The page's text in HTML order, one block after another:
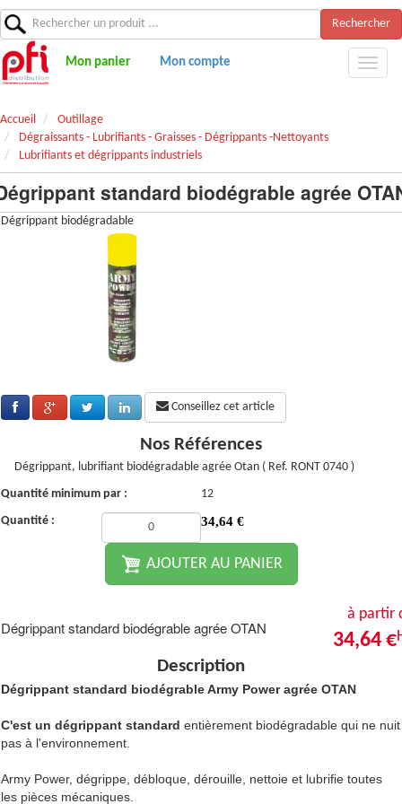
Rechercher
Mon panier Mon compte
Accueil
Outillage
Dégraissants - Lubrifiants - Graisses - Dégrippants -Nettoyants
Lubrifiants et dégrippants industriels
standard biodégrable agrée
Dégrippant biodégradable
Conseillez cet article
Nos Références
Dégrippant, lubrifiant biodégradable agrée Otan ( Ref. RONT 0740 )
Quantité minimum par :
12
Quantité :
34,64 €
AJOUTER AU PANIER
à partir
34,64 €
Dégrippant standard biodégrable agrée OTAN
Description
Dégrippant standard biodégrable Army Power agrée OTAN
C'est un dégrippant standard entièrement biodégradable qui ne nuit
pas à l'environnement.
Army Power, dégrippe, débloque, dérouille, nettoie et lubrifie toutes
les pièces mécaniques.